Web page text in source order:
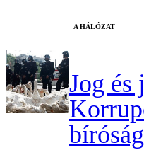
A HÁLÓZAT
Jog és